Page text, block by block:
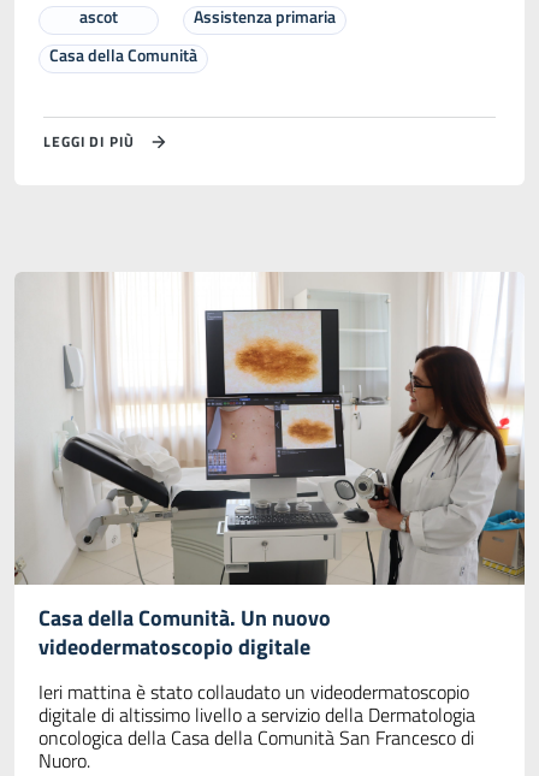
ascot
Assistenza primaria
Casa della Comunità
LEGGI DI PIÙ
Casa della Comunità. Un nuovo
videodermatoscopio digitale
Ieri mattina è stato collaudato un videodermatoscopio
digitale di altissimo livello a servizio della Dermatologia
oncologica della Casa della Comunità San Francesco di
Nuoro.